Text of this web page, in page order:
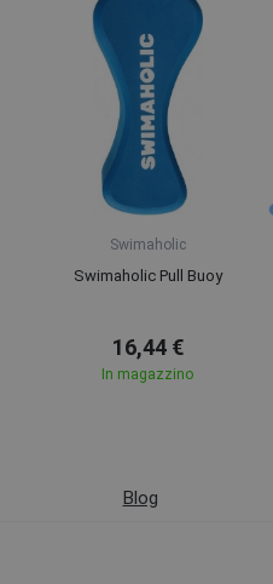
Swimaholic
Swimaholic Pull Buoy
16,44 €
In magazzino
Blog